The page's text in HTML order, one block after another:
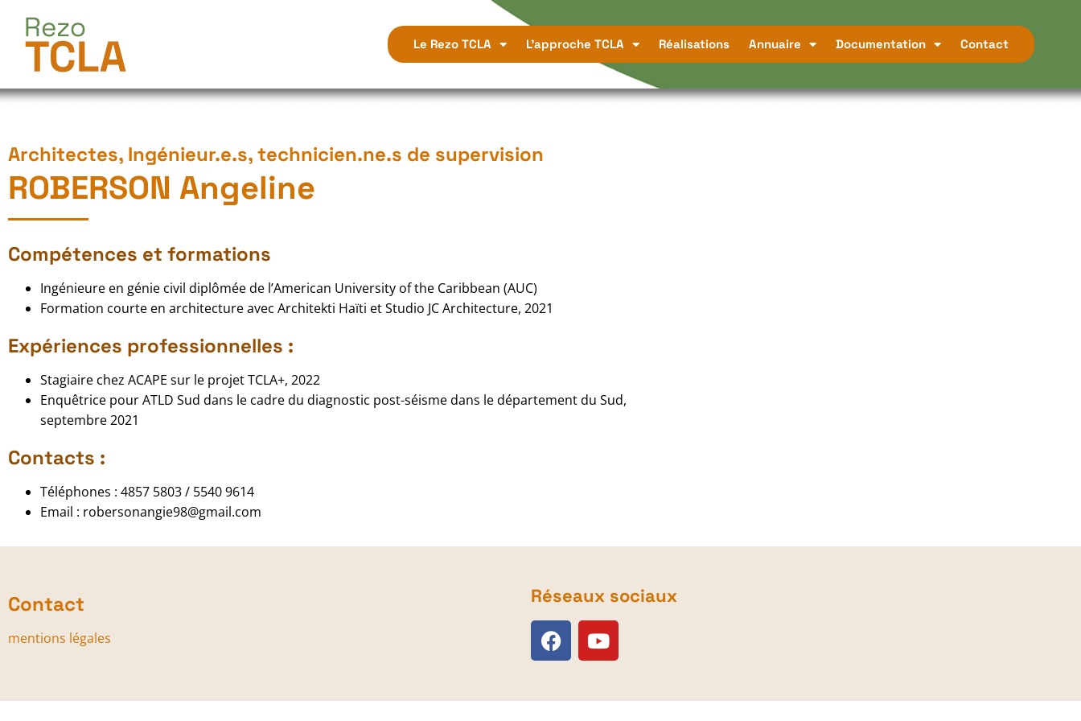
Le Rezo TCLA L’approche TCLA Réalisations Annuaire Documentation Contact
Architectes, Ingénieur.e.s, technicien.ne.s de supervision
ROBERSON Angeline
Compétences et formations
Ingénieure en génie civil diplômée de l’American University of the Caribbean (AUC)
Formation courte en architecture avec Architekti Haïti et Studio JC Architecture, 2021
Expériences professionnelles :
Stagiaire chez ACAPE sur le projet TCLA+, 2022
Enquêtrice pour ATLD Sud dans le cadre du diagnostic post-séisme dans le département du Sud,
septembre 2021
Contacts :
Téléphones : 4857 5803 / 5540 9614
Email : robersonangie98@gmail.com
Contact
mentions légales
Réseaux sociaux